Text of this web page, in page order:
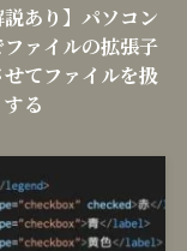
説あり】パソコン
ァイルの拡張子
てファイルを扱
る